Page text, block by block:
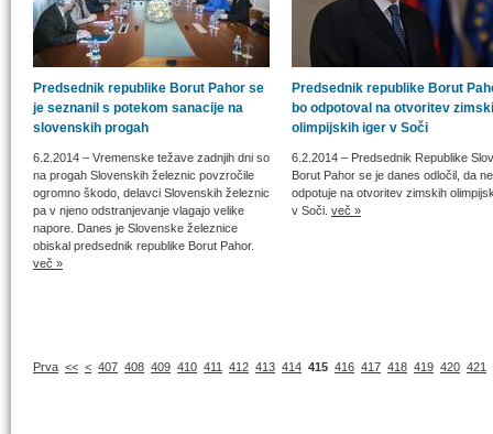
Predsednik republike Borut Pahor se
je seznanil s potekom sanacije na
slovenskih progah
6.2.2014 – Vremenske težave zadnjih dni so
na progah Slovenskih železnic povzročile
ogromno škodo, delavci Slovenskih železnic
pa v njeno odstranjevanje vlagajo velike
napore. Danes je Slovenske železnice
obiskal predsednik republike Borut Pahor.
več »
Predsednik republike Borut
bo odpotoval na otvoritev
olimpijskih iger v Soči
6.2.2014 – Predsednik Republike
Borut Pahor se je danes odločil, da ne
odpotuje na otvoritev zimskih
v Soči. več »
Prva << < 407 408 409 410 411 412 413 414 415 416 417 418 419 420 421